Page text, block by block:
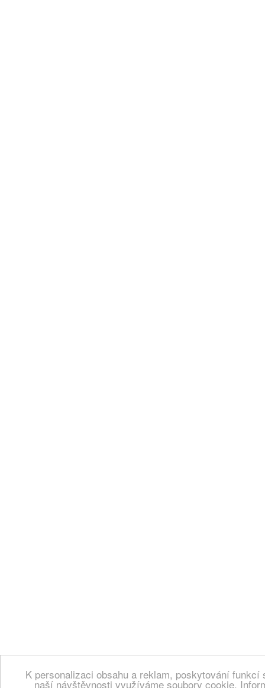
K personalizaci obsahu a reklam, poskytování
naší návštěvnosti využíváme soubory cookie.